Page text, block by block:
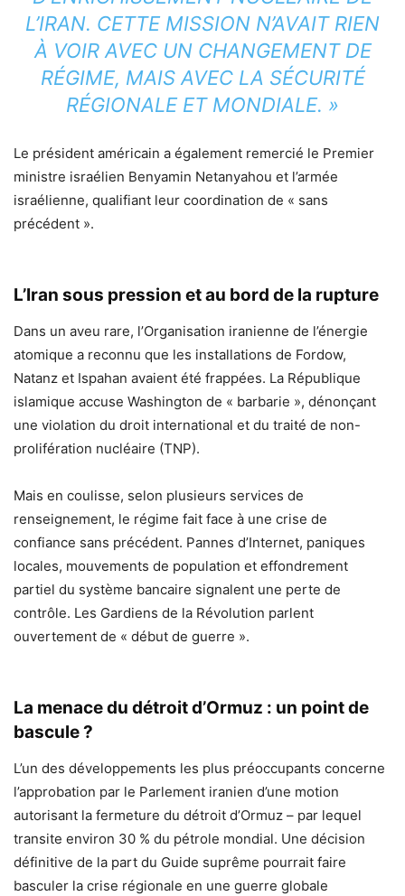
L’IRAN. CETTE MISSION N’AVAIT RIEN
À VOIR AVEC UN CHANGEMENT DE
RÉGIME, MAIS AVEC LA SÉCURITÉ
RÉGIONALE ET MONDIALE. »
Le président américain a également remercié le Premier
ministre israélien Benyamin Netanyahou et l’armée
israélienne, qualifiant leur coordination de « sans
précédent ».
L’Iran sous pression et au bord de la rupture
Dans un aveu rare, l’Organisation iranienne de l’énergie
atomique a reconnu que les installations de Fordow,
Natanz et Ispahan avaient été frappées. La République
islamique accuse Washington de « barbarie », dénonçant
une violation du droit international et du traité de non-
prolifération nucléaire (TNP).
Mais en coulisse, selon plusieurs services de
renseignement, le régime fait face à une crise de
confiance sans précédent. Pannes d’Internet, paniques
locales, mouvements de population et effondrement
partiel du système bancaire signalent une perte de
contrôle. Les Gardiens de la Révolution parlent
ouvertement de « début de guerre ».
La menace du détroit d’Ormuz : un point de
bascule ?
L’un des développements les plus préoccupants concerne
l’approbation par le Parlement iranien d’une motion
autorisant la fermeture du détroit d’Ormuz – par lequel
transite environ 30 % du pétrole mondial. Une décision
définitive de la part du Guide suprême pourrait faire
basculer la crise régionale en une guerre globale